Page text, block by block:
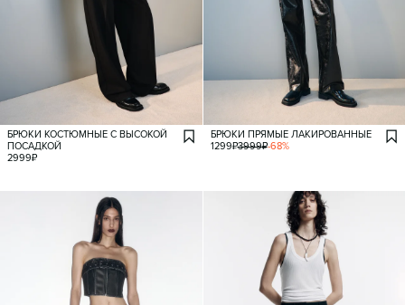
БРЮКИ КОСТЮМНЫЕ С ВЫСОКОЙ
ПОСАДКОЙ
2999₽
БРЮКИ ПРЯМЫЕ ЛАКИРОВАННЫЕ
1299₽3999₽-68%